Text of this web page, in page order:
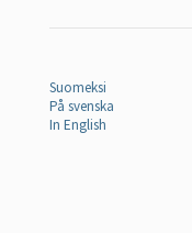
Suomeksi
På svenska
In English